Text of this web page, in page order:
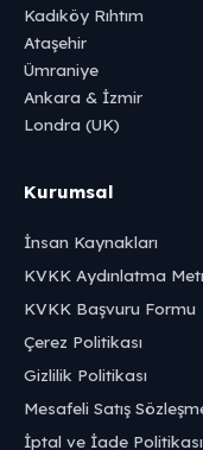
Kadıköy Rıhtım
Ataşehir
Ümraniye
Ankara & İzmir
Londra (UK)
Kurumsal
İnsan Kaynakları
KVKK Aydınlatma
KVKK Başvuru Formu
Çerez Politikası
Gizlilik Politikası
Mesafeli Satış
İptal ve İade Politikası